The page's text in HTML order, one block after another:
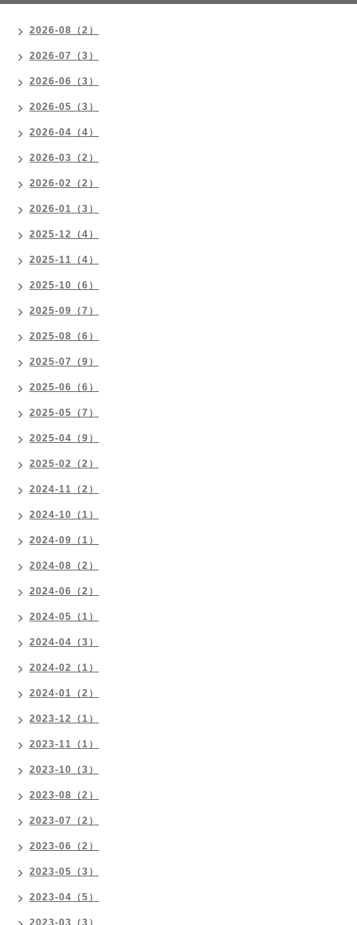
2026-08（2）
2026-07（3）
2026-06（3）
2026-05（3）
2026-04（4）
2026-03（2）
2026-02（2）
2026-01（3）
2025-12（4）
2025-11（4）
2025-10（6）
2025-09（7）
2025-08（6）
2025-07（9）
2025-06（6）
2025-05（7）
2025-04（9）
2025-02（2）
2024-11（2）
2024-10（1）
2024-09（1）
2024-08（2）
2024-06（2）
2024-05（1）
2024-04（3）
2024-02（1）
2024-01（2）
2023-12（1）
2023-11（1）
2023-10（3）
2023-08（2）
2023-07（2）
2023-06（2）
2023-05（3）
2023-04（5）
2023-03（3）